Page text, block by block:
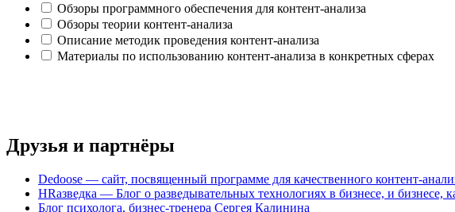
Обзоры программного обеспечения для контент-анализа
Обзоры теории контент-анализа
Описание методик проведения контент-анализа
Материалы по использованию контент-анализа в конкретных сферах
Друзья и партнёры
Dedoose — сайт, посвященный программе для качественного контент-
HRазведка — Блог о разведывательных технологиях в бизнесе, и бизнесе,
Блог психолога, бизнес-тренера Сергея Калинина